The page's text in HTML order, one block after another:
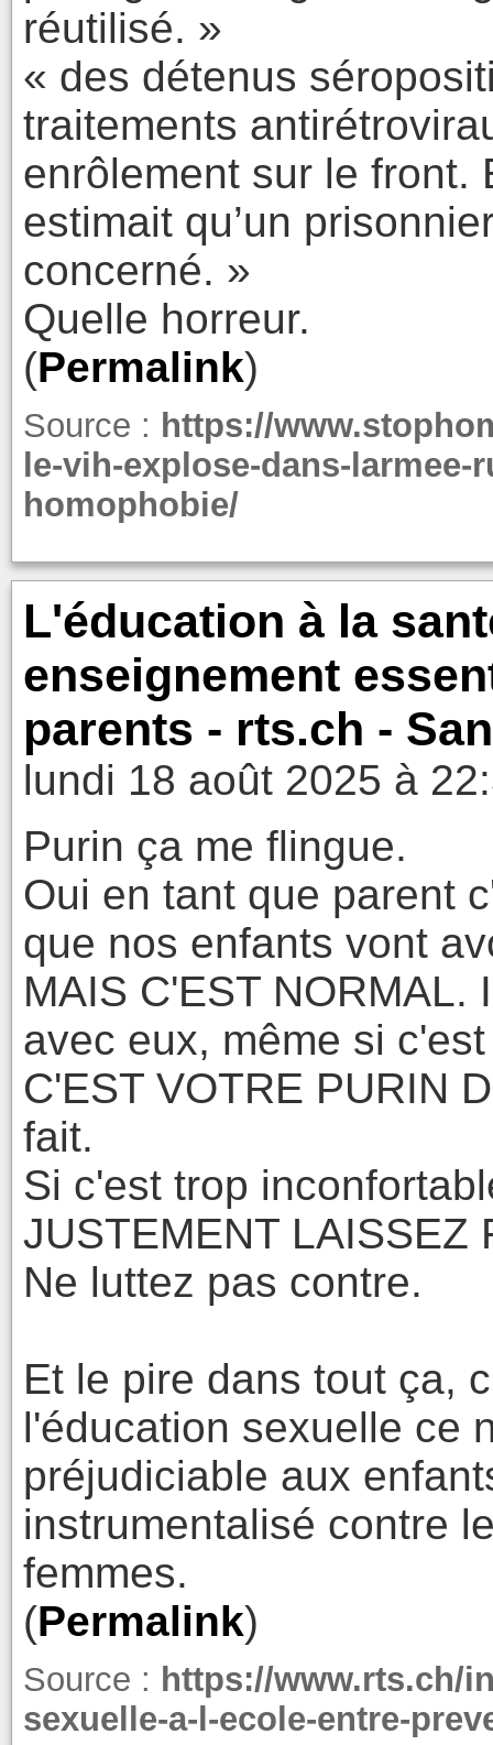
réutilisé. »
« des détenus
traitements
enrôlement sur le front.
estimait qu’un
concerné. »
Quelle horreur.
(Permalink)
Source : https://
le-vih-explose-dans-larmee-
homophobie/
L'éducation à la
enseignement
parents - rts.ch -
lundi 18 août 2025 à
Purin ça me flingue.
Oui en tant que parent
que nos enfants vont
MAIS C'EST
avec eux, même si
C'EST VOTRE PURIN
fait.
Si c'est trop
JUSTEMENT LAISSEZ
Ne luttez pas contre.
Et le pire dans tout ça,
l'éducation sexuelle ce
préjudiciable aux
instrumentalisé contre
femmes.
(Permalink)
Source : https://www.rts.ch/
sexuelle-a-l-ecole-entre-